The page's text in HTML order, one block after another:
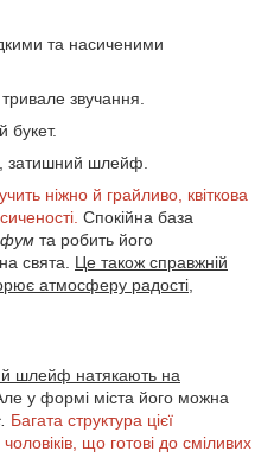
та насиченими
звучання.
букет.
затишний шлейф.
ніжно й грайливо, квіткова
Спокійна база
та робить його
свята. Це також справжній
атмосферу радості,
шлейф натякають на
у формі міста його можна
Багата структура цієї
що готові до сміливих